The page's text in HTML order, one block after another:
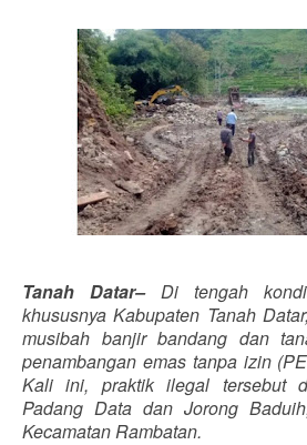
Tanah Datar–Di tengah
khususnya Kabupaten Tanah
musibah banjir bandang dan
penambangan emas tanpa izin
Kali ini, praktik ilegal tersebut
Padang Data dan Jorong
Kecamatan Rambatan.